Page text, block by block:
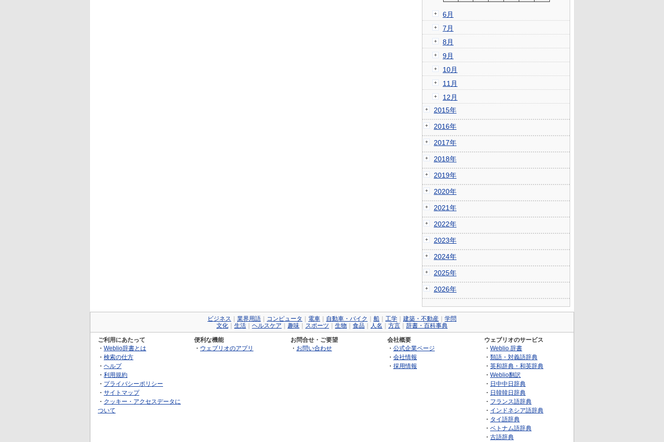
6月
7月
8月
9月
10月
11月
12月
2015年
2016年
2017年
2018年
2019年
2020年
2021年
2022年
2023年
2024年
2025年
2026年
ビジネス 業界用語 コンピュータ 電車 自動車・バイク 船 工学 建築・不動産
学問
文化
生活 ヘルスケア 趣味 スポーツ 生物 食品 人名 方言 辞書・百科事典
ご利用にあたって
・ Weblio辞書とは
・ 検索の仕方
・ ヘルプ
・ 利用規約
・ プライバシーポリシー
・ サイトマップ
・ クッキー・アクセスデータに
ついて
便利な機能
・ ウェブリオのアプリ
お問合せ・ご要望
・ お問い合わせ
会社概要
・ 公式企業ページ
・ 会社情報
・ 採用情報
ウェブリオのサービス
・ Weblio 辞書
・ 類語・対義語辞典
・ 英和辞典・和英辞典
・ Weblio翻訳
・ 日中中日辞典
・ 日韓韓日辞典
・ フランス語辞典
・ インドネシア語辞典
・ タイ語辞典
・ ベトナム語辞典
・ 古語辞典